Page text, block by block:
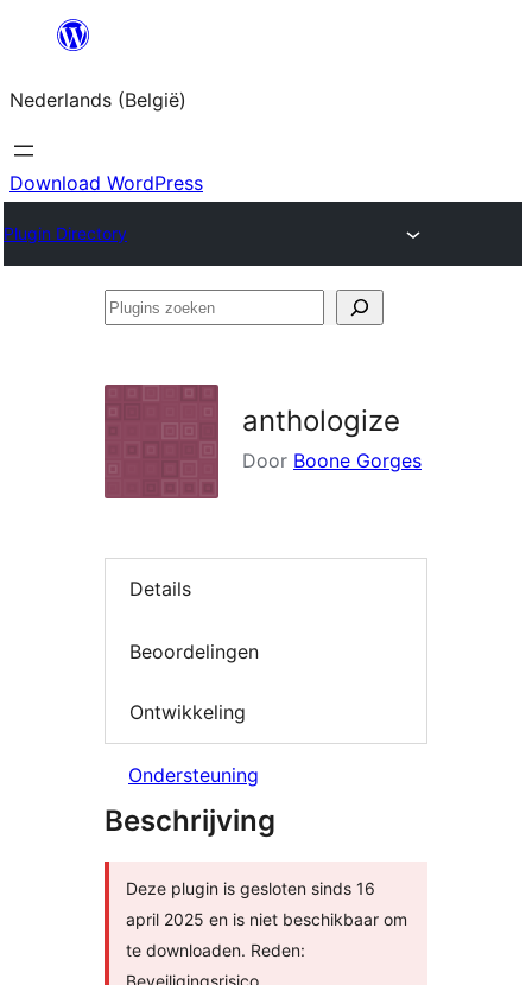
Spring
de
inhoud
Nederlands (België)
Download WordPress
Plugin Directory
Plugins
anthologize
Door Boone Gorges
Details
Beoordelingen
Ontwikkeling
Ondersteuning
Beschrijving
Deze plugin is gesloten sinds 16
april 2025 en is niet beschikbaar om
te downloaden. Reden:
Beveiligingsrisico.